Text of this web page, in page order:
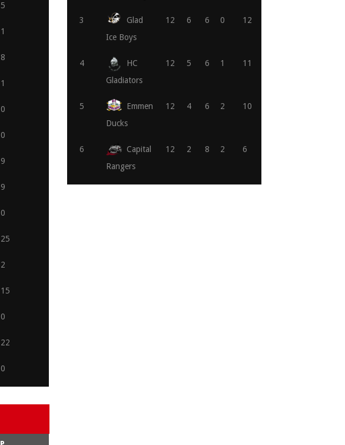
5
1
8
1
0
0
9
9
0
25
2
15
0
22
0
3
Glad
Ice Boys
12 6 6 0 12
4
HC
Gladiators
12 5 6 1 11
5
Emmen
Ducks
12 4 6 2 10
6
Capital
Rangers
12 2 8 2 6